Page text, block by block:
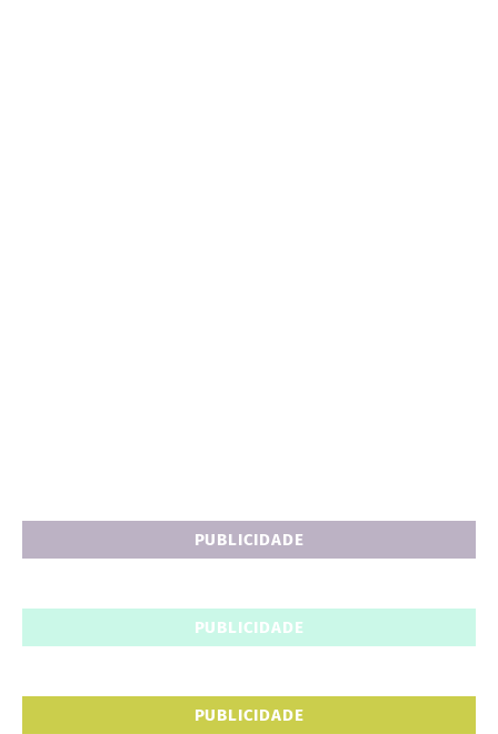
PUBLICIDADE
PUBLICIDADE
PUBLICIDADE